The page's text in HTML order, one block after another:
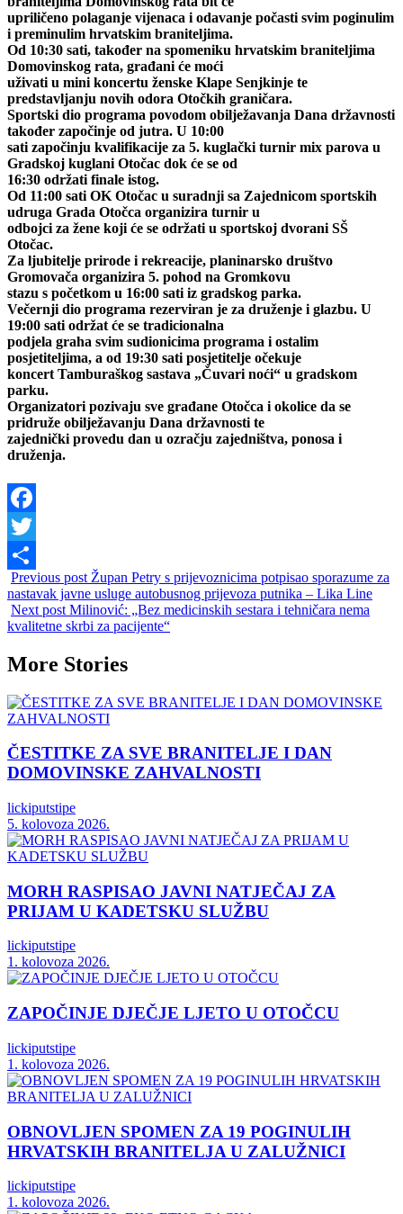
upriličeno polaganje vijenaca i odavanje počasti svim poginulim
i preminulim hrvatskim braniteljima.
Od 10:30 sati, također na spomeniku hrvatskim braniteljima
Domovinskog rata, građani će moći
uživati u mini koncertu ženske Klape Senjkinje te
predstavljanju novih odora Otočkih graničara.
Sportski dio programa povodom obilježavanja Dana državnosti
također započinje od jutra. U 10:00
sati započinju kvalifikacije za 5. kuglački turnir mix parova u
Gradskoj kuglani Otočac dok će se od
16:30 održati finale istog.
Od 11:00 sati OK Otočac u suradnji sa Zajednicom sportskih
udruga Grada Otočca organizira turnir u
odbojci za žene koji će se održati u sportskoj dvorani SŠ
Otočac.
Za ljubitelje prirode i rekreacije, planinarsko društvo
Gromovača organizira 5. pohod na Gromkovu
stazu s početkom u 16:00 sati iz gradskog parka.
Večernji dio programa rezerviran je za druženje i glazbu. U
19:00 sati održat će se tradicionalna
podjela graha svim sudionicima programa i ostalim
posjetiteljima, a od 19:30 sati posjetitelje očekuje
koncert Tamburaškog sastava „Čuvari noći“ u gradskom
parku.
Organizatori pozivaju sve građane Otočca i okolice da se
pridruže obilježavanju Dana državnosti te
zajednički provedu dan u ozračju zajedništva, ponosa i
druženja.
Facebook
Twitter
Share
Previous post Župan Petry s prijevoznicima potpisao sporazume za
nastavak javne usluge autobusnog prijevoza putnika – Lika Line
Next post Milinović: „Bez medicinskih sestara i tehničara nema
kvalitetne skrbi za pacijente“
More Stories
ČESTITKE ZA SVE BRANITELJE I DAN
DOMOVINSKE ZAHVALNOSTI
lickiputstipe
5. kolovoza 2026.
MORH RASPISAO JAVNI NATJEČAJ ZA
PRIJAM U KADETSKU SLUŽBU
lickiputstipe
1. kolovoza 2026.
ZAPOČINJE DJEČJE LJETO U OTOČCU
lickiputstipe
1. kolovoza 2026.
OBNOVLJEN SPOMEN ZA 19 POGINULIH
HRVATSKIH BRANITELJA U ZALUŽNICI
lickiputstipe
1. kolovoza 2026.